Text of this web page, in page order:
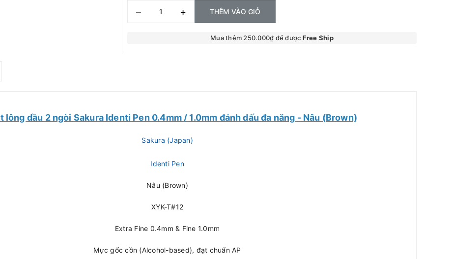
– + THÊM VÀO GIỎ
Mua thêm 250.000₫ để được Free Ship
dầu 2 ngòi Sakura Identi Pen 0.4mm / 1.0mm đánh dấu đa năng - Nâu (Brown)
Sakura (Japan)
Identi Pen
Nâu (Brown)
XYK-T#12
Extra Fine 0.4mm & Fine 1.0mm
Mực gốc cồn (Alcohol-based), đạt chuẩn AP